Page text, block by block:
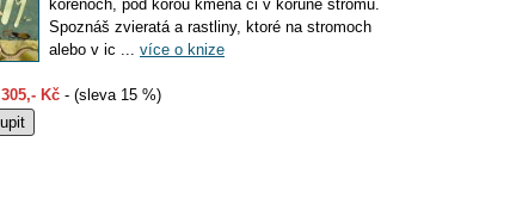
koreňoch, pod kôrou kmeňa či v korune stromu.
Spoznáš zvieratá a rastliny, ktoré na stromoch
alebo v ic ... více o knize
305,- Kč - (sleva 15 %)